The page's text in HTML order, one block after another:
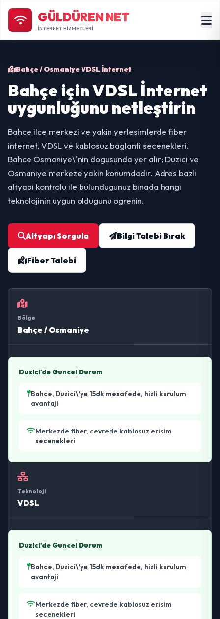
GÜLDÜREN NET
İNTERNET HİZMETLERİ
Bahçe / Osmaniye VDSL İnternet
Bahçe için VDSL İnternet
uygunluğunu netleştirin
Bahce ilce merkezi ve yakin yerlesimlerde fiber
internet, VDSL ve kablosuz baglanti secenekleri.
Bahce Osmaniye\'nin dogusunda yer alir; Duzici ve
Osmaniye merkeze yakin konumdadir. Adres bazli
altyapi kontrolu ile bulundugunuz binada hangi
teknolojinin uygun oldugunu ogrenin.
Altyapı Sorgula Bilgi Talebi Bırak
Fiber Talebi
Bölge
Bahçe / Osmaniye
Duzici'de Guncel Durum
Bahce, Duzici\'ye 15dk mesafede, hizli kurulum
avantaji
Merkezde fiber, cevrede kablosuz erisim
secenekleri
Teknoloji
VDSL
Duzici'de Guncel Durum
Bahce, Duzici\'ye 15dk mesafede, hizli kurulum
avantaji
Merkezde fiber, cevrede kablosuz erisim
secenekleri